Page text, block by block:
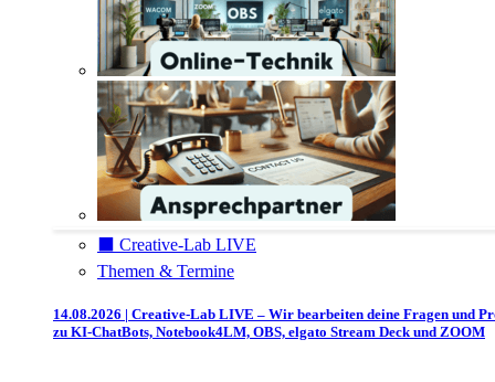
⬛️ Creative-Lab LIVE
Themen & Termine
14.08.2026 | Creative-Lab LIVE – Wir bearbeiten deine Fragen und
zu KI-ChatBots, Notebook4LM, OBS, elgato Stream Deck und ZOOM